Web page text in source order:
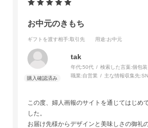
お中元のきもち
ギフトを渡す相手:取引先 用途:お中元
tak
年代:50代 検索した言葉:個包装
職業:自営業 主な情報収集先:
この度、婦人画報のサイトを通じてはじめ
した。
お届け先様からデザインと美味しさの御礼